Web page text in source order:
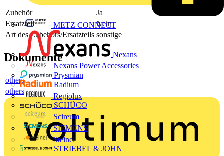
METZ CONNECT
Nexans
Nexans Power Accessories
Prysmian
Radium
Regiolux
SCHÜCO
Scireum
SIEMENS
Steinel
STRIEBEL & JOHN
Zubehör
Ja
Ersatzteil
Nein
Art des Zubehörs/Ersatzteils sonstige
Dokumente
others
others